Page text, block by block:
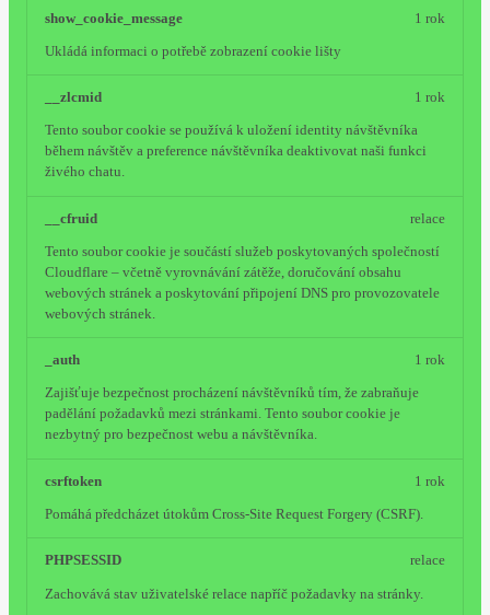
show_cookie_message
Ukládá informaci o potřebě zobrazení cookie lišty
1 rok
__zlcmid
Tento soubor cookie se používá k uložení identity návštěvníka
během návštěv a preference návštěvníka deaktivovat naši funkci
živého chatu.
1 rok
__cfruid
Tento soubor cookie je součástí služeb poskytovaných společností
Cloudflare – včetně vyrovnávání zátěže, doručování obsahu
webových stránek a poskytování připojení DNS pro provozovatele
webových stránek.
relace
_auth
Zajišťuje bezpečnost procházení návštěvníků tím, že zabraňuje
padělání požadavků mezi stránkami. Tento soubor cookie je
nezbytný pro bezpečnost webu a návštěvníka.
1 rok
csrftoken
Pomáhá předcházet útokům Cross-Site Request Forgery (CSRF).
1 rok
PHPSESSID
Zachovává stav uživatelské relace napříč požadavky na stránky.
relace